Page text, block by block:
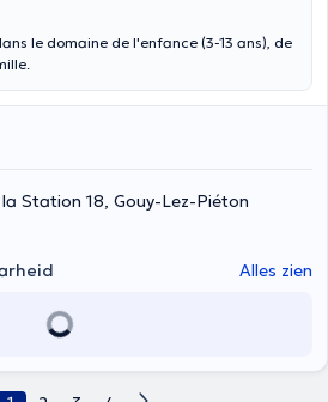
le domaine de l'enfance (3-13 ans), de
la Station 18, Gouy-Lez-Piéton
Alles zien